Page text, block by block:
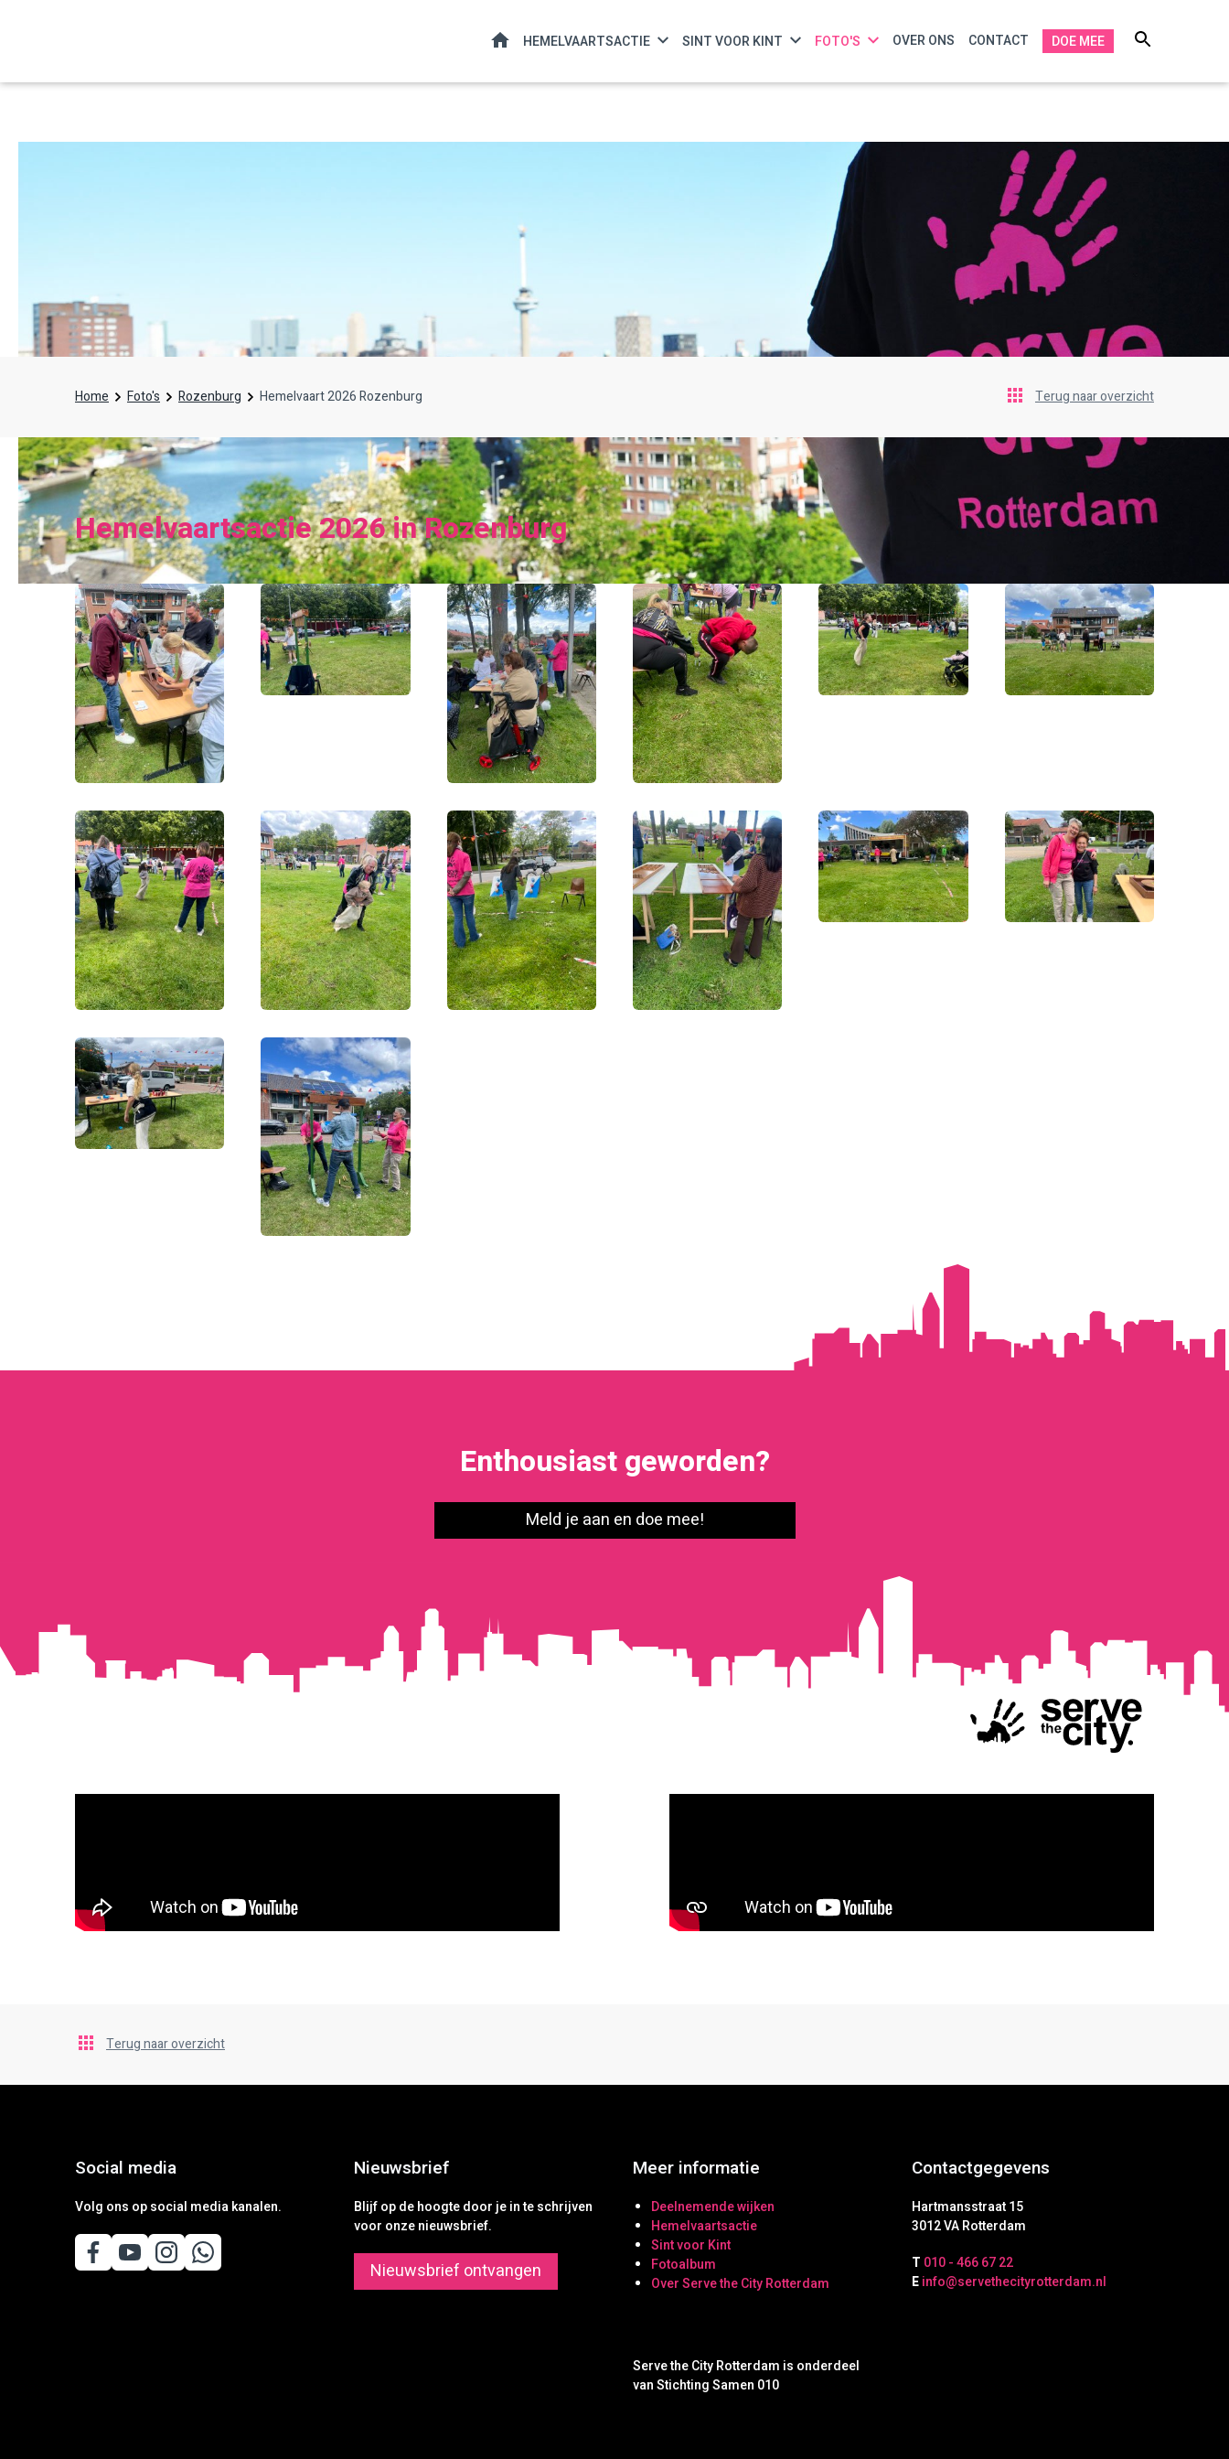
HOMEHEMELVAARTSACTIE SINT VOOR KINT FOTO'S OVER ONS CONTACT DOE MEE
Home Foto's Rozenburg Hemelvaart 2026 Rozenburg Terug naar overzicht
Hemelvaartsactie 2026 in Rozenburg
Enthousiast geworden?
Meld je aan en doe mee!
Terug naar overzicht
Social media
Volg ons op social media kanalen.
Nieuwsbrief
Blijf op de hoogte door je in te schrijven
voor onze nieuwsbrief.
Nieuwsbrief ontvangen
Meer informatie
Deelnemende wijken
Hemelvaartsactie
Sint voor Kint
Fotoalbum
Over Serve the City Rotterdam
Serve the City Rotterdam is onderdeel
van Stichting Samen 010
Contactgegevens
Hartmansstraat 15
3012 VA Rotterdam
T 010 - 466 67 22
Einfo@servethecityrotterdam.nl